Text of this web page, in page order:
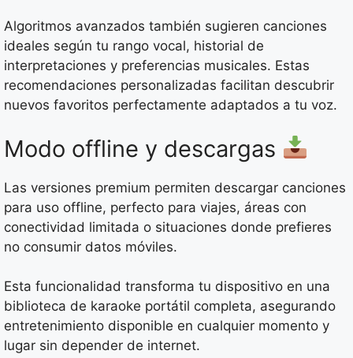
Algoritmos avanzados también sugieren canciones
ideales según tu rango vocal, historial de
interpretaciones y preferencias musicales. Estas
recomendaciones personalizadas facilitan descubrir
nuevos favoritos perfectamente adaptados a tu voz.
Modo offline y descargas
Las versiones premium permiten descargar canciones
para uso offline, perfecto para viajes, áreas con
conectividad limitada o situaciones donde prefieres
no consumir datos móviles.
Esta funcionalidad transforma tu dispositivo en una
biblioteca de karaoke portátil completa, asegurando
entretenimiento disponible en cualquier momento y
lugar sin depender de internet.